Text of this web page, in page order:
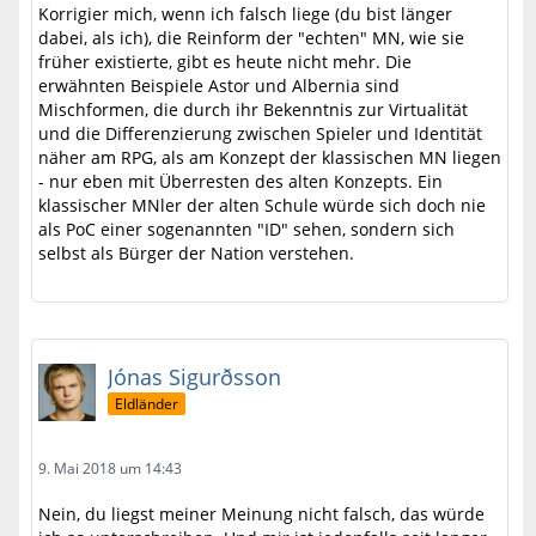
Korrigier mich, wenn ich falsch liege (du bist länger
dabei, als ich), die Reinform der "echten" MN, wie sie
früher existierte, gibt es heute nicht mehr. Die
erwähnten Beispiele Astor und Albernia sind
Mischformen, die durch ihr Bekenntnis zur Virtualität
und die Differenzierung zwischen Spieler und Identität
näher am RPG, als am Konzept der klassischen MN liegen
- nur eben mit Überresten des alten Konzepts. Ein
klassischer MNler der alten Schule würde sich doch nie
als PoC einer sogenannten "ID" sehen, sondern sich
selbst als Bürger der Nation verstehen.
Jónas Sigurðsson
Eldländer
9. Mai 2018 um 14:43
Nein, du liegst meiner Meinung nicht falsch, das würde